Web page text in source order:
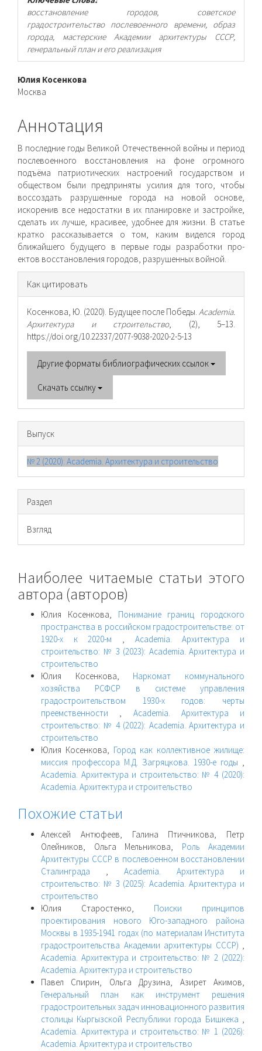
восстановление городов, советское
градостроительство послевоенного времени, образ
города, мастерские Академии архитектуры СССР,
генеральный план и его реализация
Основное
содержимое
статьи
Юлия Косенкова
Москва
Аннотация
В последние годы Великой Отечественной войны и период
послевоенного восстановления на фоне огромного
подъёма патриотических настроений государством и
обществом были предприняты усилия для того, чтобы
воссоздать разрушенные города на новой основе,
искоренив все недостатки в их планировке и застройке,
сделать их лучше, красивее, удобнее для жизни. В статье
кратко рассказывается о том, каким виделся город
ближайшего будущего в первые годы разработки про-
ектов восстановления городов, разрушенных войной.
Информация
о статье
Как цитировать
Косенкова, Ю. (2020). Будущее после Победы. Academia.
Архитектура и строительство, (2), 5–13.
https://doi.org/10.22337/2077-9038-2020-2-5-13
Другие форматы библиографических ссылок
Скачать ссылку
Выпуск
№ 2 (2020): Academia. Архитектура и строительство
Раздел
Взгляд
Наиболее читаемые статьи этого
автора (авторов)
Юлия Косенкова, Понимание границ городского
пространства в российском градостроительстве: от
1920-х к 2020-м , Academia. Архитектура и
строительство: № 3 (2023): Academia. Архитектура и
строительство
Юлия Косенкова, Наркомат коммунального
хозяйства РСФСР в системе управления
градостроительством 1930-х годов: черты
преемственности , Academia. Архитектура и
строительство: № 4 (2022): Academia. Архитектура и
строительство
Юлия Косенкова, Город как коллективное жилище:
миссия профессора М.Д. Загряцкова. 1930-е годы ,
Academia. Архитектура и строительство: № 4 (2020):
Academia. Архитектура и строительство
Похожие статьи
Алексей Антюфеев, Галина Птичникова, Петр
Олейников, Ольга Мельникова, Роль Академии
Архитектуры СССР в послевоенном восстановлении
Сталинграда , Academia. Архитектура и
строительство: № 3 (2025): Academia. Архитектура и
строительство
Юлия Старостенко, Поиски принципов
проектирования нового Юго-западного района
Москвы в 1935-1941 годах (по материалам Института
градостроительства Академии архитектуры СССР) ,
Academia. Архитектура и строительство: № 2 (2022):
Academia. Архитектура и строительство
Павел Спирин, Ольга Друзина, Азирет Акимов,
Генеральный план как инструмент решения
градостроительных задач инновационного развития
столицы Кыргызской Республики города Бишкека ,
Academia. Архитектура и строительство: № 1 (2026):
Academia. Архитектура и строительство